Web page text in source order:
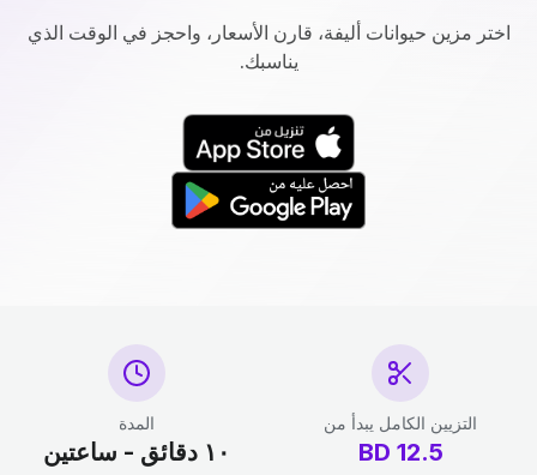
اختر مزين حيوانات أليفة، قارن الأسعار، واحجز في الوقت الذي
يناسبك.
التزيين الكامل يبدأ من
12.5
BD
المدة
١٠ دقائق - ساعتين